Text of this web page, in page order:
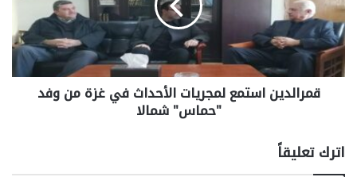
قمرالدين استمع لمجريات الأحداث في غزة من وفد
"حماس" شمالا
اترك تعليقاً